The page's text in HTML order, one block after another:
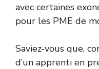
avec certaines
pour les PME de
Saviez-vous que,
d’un apprenti en